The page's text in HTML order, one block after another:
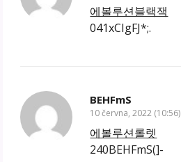
에볼루션블랙잭
041xCIgFJ*;.
BEHFmS
10 června, 2022 (10:56)
에볼루션롤렛
240BEHFmS(]-